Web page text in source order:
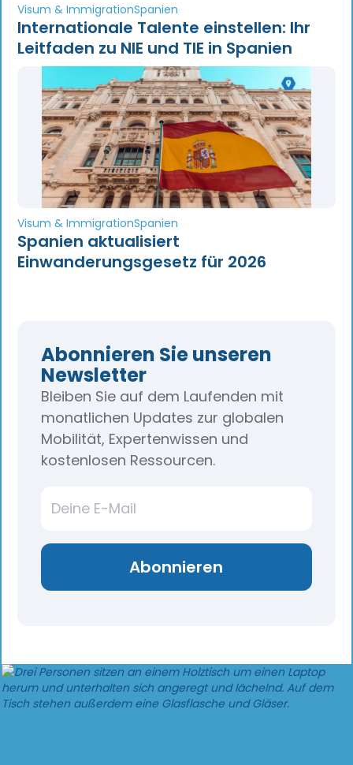
Visum & ImmigrationSpanien
Internationale Talente einstellen: Ihr
Leitfaden zu NIE und TIE in Spanien
Visum & ImmigrationSpanien
Spanien aktualisiert
Einwanderungsgesetz für 2026
Abonnieren Sie unseren
Newsletter
Bleiben Sie auf dem Laufenden mit
monatlichen Updates zur globalen
Mobilität, Expertenwissen und
kostenlosen Ressourcen.